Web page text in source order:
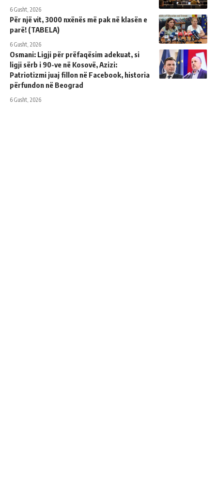
6 Gusht, 2026
Për një vit, 3000 nxënës më pak në klasën e
parë! (TABELA)
6 Gusht, 2026
Osmani: Ligji për prëfaqësim adekuat, si
ligji sërb i 90-ve në Kosovë, Azizi:
Patriotizmi juaj fillon në Facebook, historia
përfundon në Beograd
6 Gusht, 2026